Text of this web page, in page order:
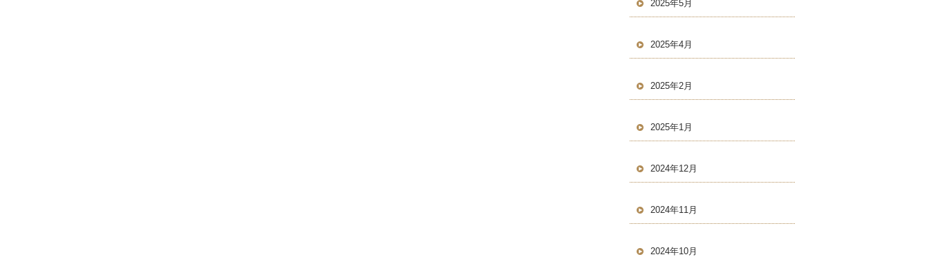
2025年5月
2025年4月
2025年2月
2025年1月
2024年12月
2024年11月
2024年10月